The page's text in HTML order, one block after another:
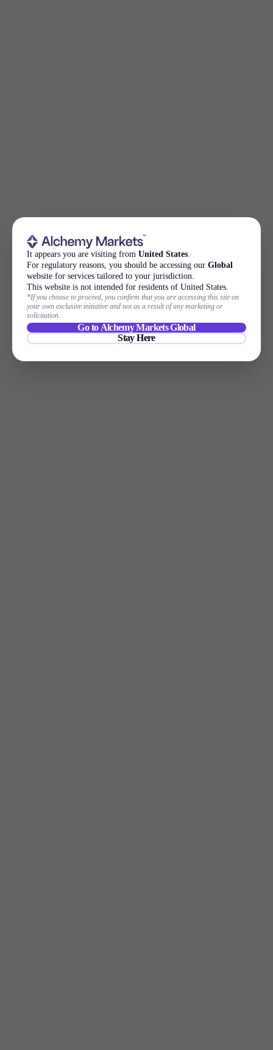
It appears you are visiting from United States
For regulatory reasons, you should be accessing our Global
website for services tailored to your jurisdiction.
This website is not intended for residents of United States.
*If you choose to proceed, you confirm that you are accessing this site on
your own exclusive initiative and not as a result of any marketing or
solicitation.
Go to Alchemy Markets Global
Stay Here